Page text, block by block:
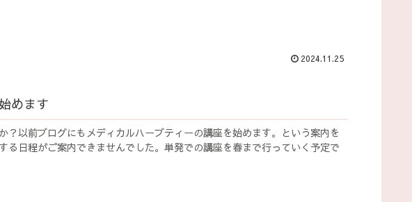
2024.11.25
めます
？以前ブログにもメディカルハーブティーの講座を始めます。という案内を
る日程がご案内できませんでした。単発での講座を春まで行っていく予定で